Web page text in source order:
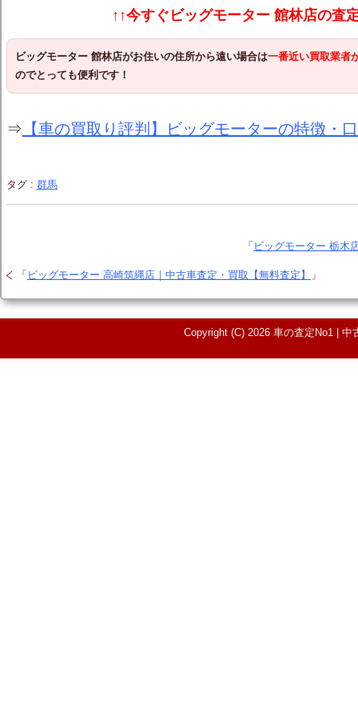
↑↑今すぐビッグモーター 館林店の査
ビッグモーター 館林店がお住いの住所から遠い場合は一番近い買取業者
のでとっても便利です！
⇒ 【車の買取り評判】ビッグモーターの特徴・
タグ : 群馬
「 ビッグモーター 栃木
「 ビッグモーター 高崎筑縄店｜中古車査定・買取【無料査定】 」
Copyright (C) 2026 車の査定No1 |